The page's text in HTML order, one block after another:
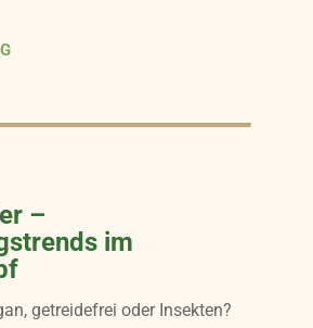
–
im
getreidefrei oder Insekten?